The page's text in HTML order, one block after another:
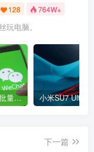
128 764W+
玩电脑。
微信官宣瘦身！批量清理原图新功能来了 安卓、iOS均可使用
下一篇